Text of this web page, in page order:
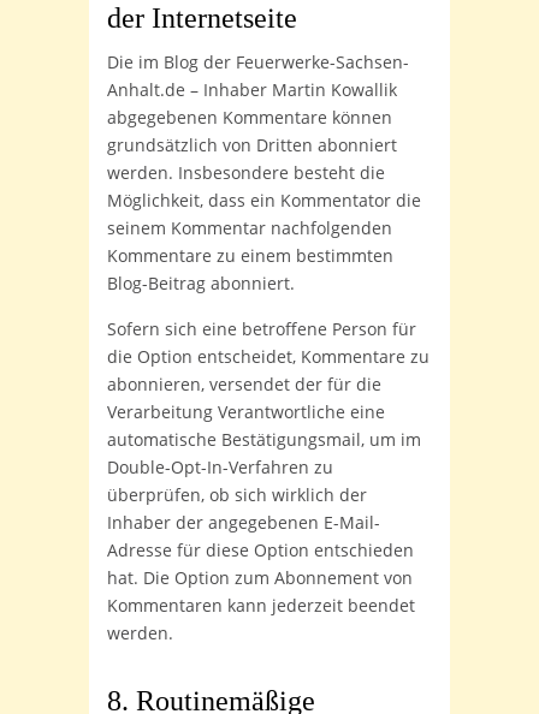
der Internetseite
Die im Blog der Feuerwerke-Sachsen-
Anhalt.de – Inhaber Martin Kowallik
abgegebenen Kommentare können
grundsätzlich von Dritten abonniert
werden. Insbesondere besteht die
Möglichkeit, dass ein Kommentator die
seinem Kommentar nachfolgenden
Kommentare zu einem bestimmten
Blog-Beitrag abonniert.
Sofern sich eine betroffene Person für
die Option entscheidet, Kommentare zu
abonnieren, versendet der für die
Verarbeitung Verantwortliche eine
automatische Bestätigungsmail, um im
Double-Opt-In-Verfahren zu
überprüfen, ob sich wirklich der
Inhaber der angegebenen E-Mail-
Adresse für diese Option entschieden
hat. Die Option zum Abonnement von
Kommentaren kann jederzeit beendet
werden.
8. Routinemäßige